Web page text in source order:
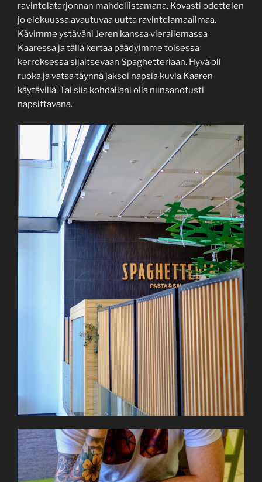
ravintolatarjonnan mahdollistamana. Kovasti odottelen
jo elokuussa avautuvaa uutta ravintolamaailmaa.
Kävimme ystäväni Jeren kanssa vierailemassa
Kaaressa ja tällä kertaa päädyimme toisessa
kerroksessa sijaitsevaan Spaghetteriaan. Hyvä oli
ruoka ja vatsa täynnä jaksoi napsia kuvia Kaaren
käytävillä. Tai siis kohdallani olla niinsanotusti
napsittavana.